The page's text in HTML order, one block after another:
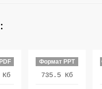
Кб
Формат PPT
735.5 Кб